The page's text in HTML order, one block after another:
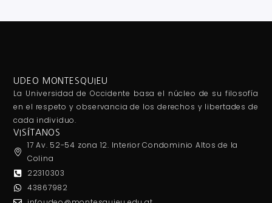
UDEO MONTESQUIEU
La Universidad de Occidente basa el núcleo de su filosofía
en el respeto y observancia de los derechos y libertades de
cada individuo.
VISÍTANOS
17 Av. 52-54 zona 12. Interior Condominio Altos de la
Colina
22310303
43867982